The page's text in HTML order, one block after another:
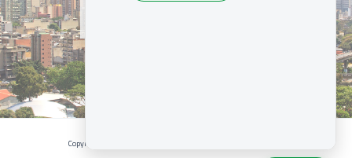
Copyright © 2026 | CAJA CARACAS - Desarrollado por La Boutique